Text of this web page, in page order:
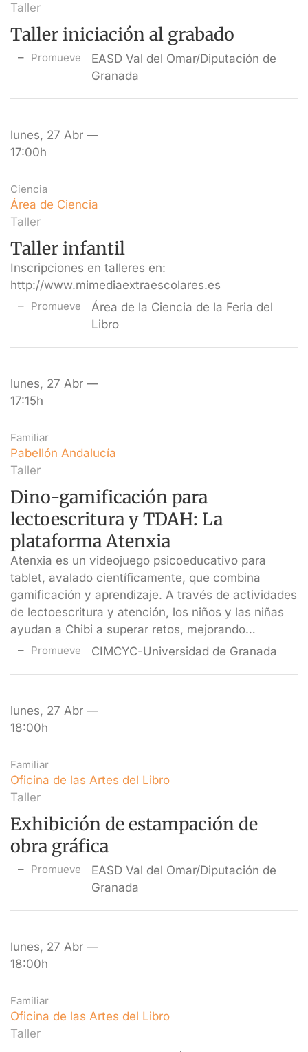
Taller
Taller iniciación al grabado
Promueve
EASD Val del Omar/Diputación de
Granada
lunes, 27 Abr —
17:00h
Ciencia
Área de Ciencia
Taller
Taller infantil
Inscripciones en talleres en:
http://www.mimediaextraescolares.es
Promueve
Área de la Ciencia de la Feria del
Libro
lunes, 27 Abr —
17:15h
Familiar
Pabellón Andalucía
Taller
Dino-gamificación para
lectoescritura y TDAH: La
plataforma Atenxia
Atenxia es un videojuego psicoeducativo para
tablet, avalado científicamente, que combina
gamificación y aprendizaje. A través de actividades
de lectoescritura y atención, los niños y las niñas
ayudan a Chibi a superar retos, mejorando…
Promueve CIMCYC-Universidad de Granada
lunes, 27 Abr —
18:00h
Familiar
Oficina de las Artes del Libro
Taller
Exhibición de estampación de
obra gráfica
Promueve
EASD Val del Omar/Diputación de
Granada
lunes, 27 Abr —
18:00h
Familiar
Oficina de las Artes del Libro
Taller